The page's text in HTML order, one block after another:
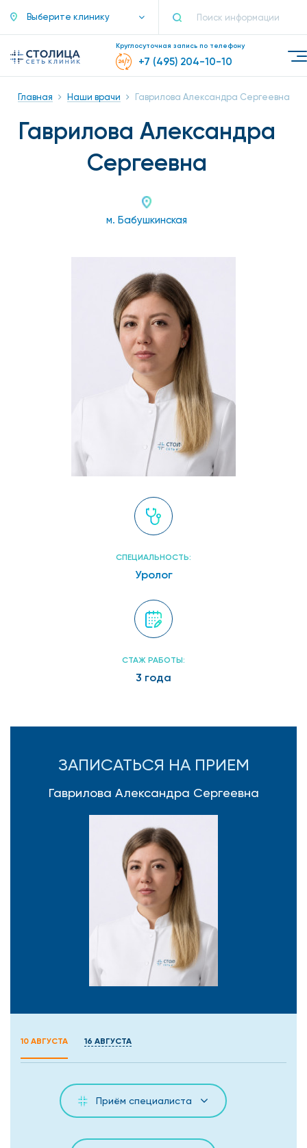
Выберите клинику
Круглосуточная запись по телефону
+7 (495) 204-10-10
Главная Наши врачи Гаврилова Александра Сергеевна
Гаврилова Александра
Сергеевна
м. Бабушкинская
СПЕЦИАЛЬНОСТЬ:
Уролог
СТАЖ РАБОТЫ:
3 года
ЗАПИСАТЬСЯ НА ПРИЕМ
Гаврилова Александра Сергеевна
10 АВГУСТА 16 АВГУСТА
Приём специалиста